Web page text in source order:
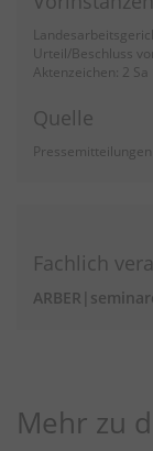
Urteil/Beschluss
Aktenzeichen: 2 Sa
Quelle
Fachlich
Mehr zu